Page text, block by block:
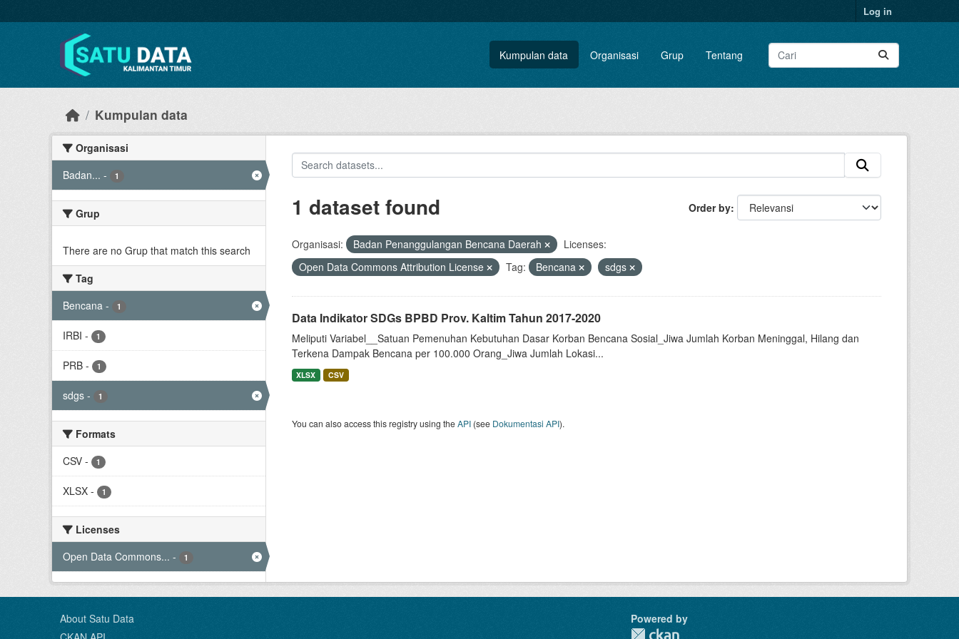
Log in
Kumpulan data Organisasi Grup Tentang
Kumpulan data
Organisasi
Badan... - 1
Grup
There are no Grup that match this search
Tag
Bencana - 1
IRBI - 1
PRB - 1
sdgs - 1
Formats
CSV - 1
XLSX - 1
Licenses
Open Data Commons... - 1
Order by
1 dataset found
Organisasi: Badan Penanggulangan Bencana Daerah
Licenses:
Open Data Commons Attribution License
Tag: Bencana sdgs
Data Indikator SDGs BPBD Prov. Kaltim Tahun 2017-2020
Meliputi Variabel__Satuan Pemenuhan Kebutuhan Dasar Korban Bencana Sosial_Jiwa Jumlah Korban Meninggal, Hilang dan
Terkena Dampak Bencana per 100.000 Orang_Jiwa Jumlah Lokasi...
XLSX CSV
You can also access this registry using theAPI(see Dokumentasi API).
About Satu Data
Powered by